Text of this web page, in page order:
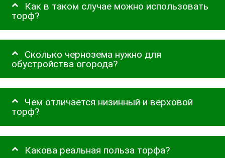
Как в таком случае можно использовать
торф?
Сколько чернозема нужно для
обустройства огорода?
Чем отличается низинный и верховой
торф?
Какова реальная польза торфа?